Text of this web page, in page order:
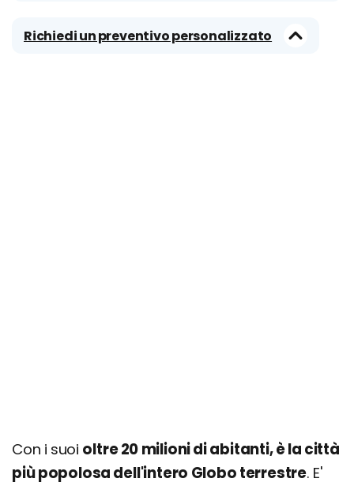
Museo di Shanghai
Richiedi un preventivo personalizzato
Con i suoi oltre 20 milioni di abitanti, è la città
più popolosa dell'intero Globo terrestre. E'